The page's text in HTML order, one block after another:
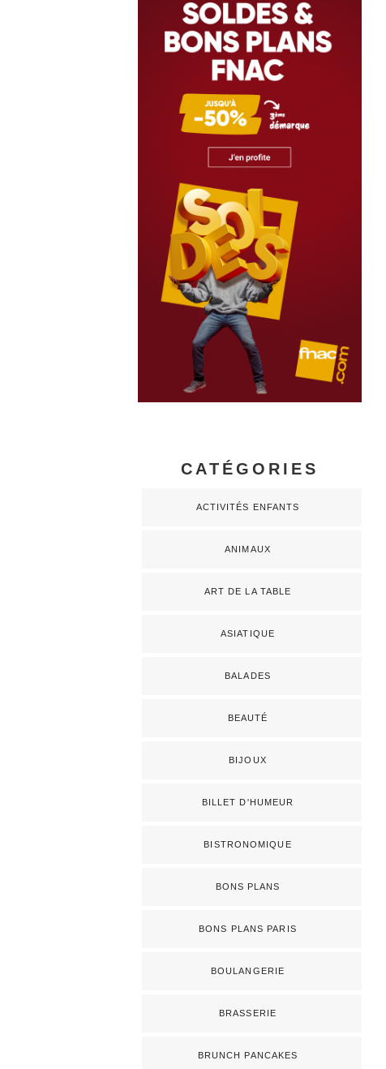
CATÉGORIES
ACTIVITÉS ENFANTS
ANIMAUX
ART DE LA TABLE
ASIATIQUE
BALADES
BEAUTÉ
BIJOUX
BILLET D'HUMEUR
BISTRONOMIQUE
BONS PLANS
BONS PLANS PARIS
BOULANGERIE
BRASSERIE
BRUNCH PANCAKES